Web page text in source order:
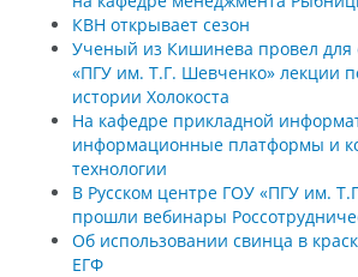
КВН открывает сезон
Ученый из Кишинева провел для
«ПГУ им. Т.Г. Шевченко» лекции
истории Холокоста
На кафедре прикладной
информационные платформы и
технологии
В Русском центре ГОУ «ПГУ им.
прошли вебинары
Об использовании свинца в
ЕГФ